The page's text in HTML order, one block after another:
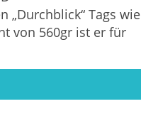
Tags wie
von 560gr ist er für